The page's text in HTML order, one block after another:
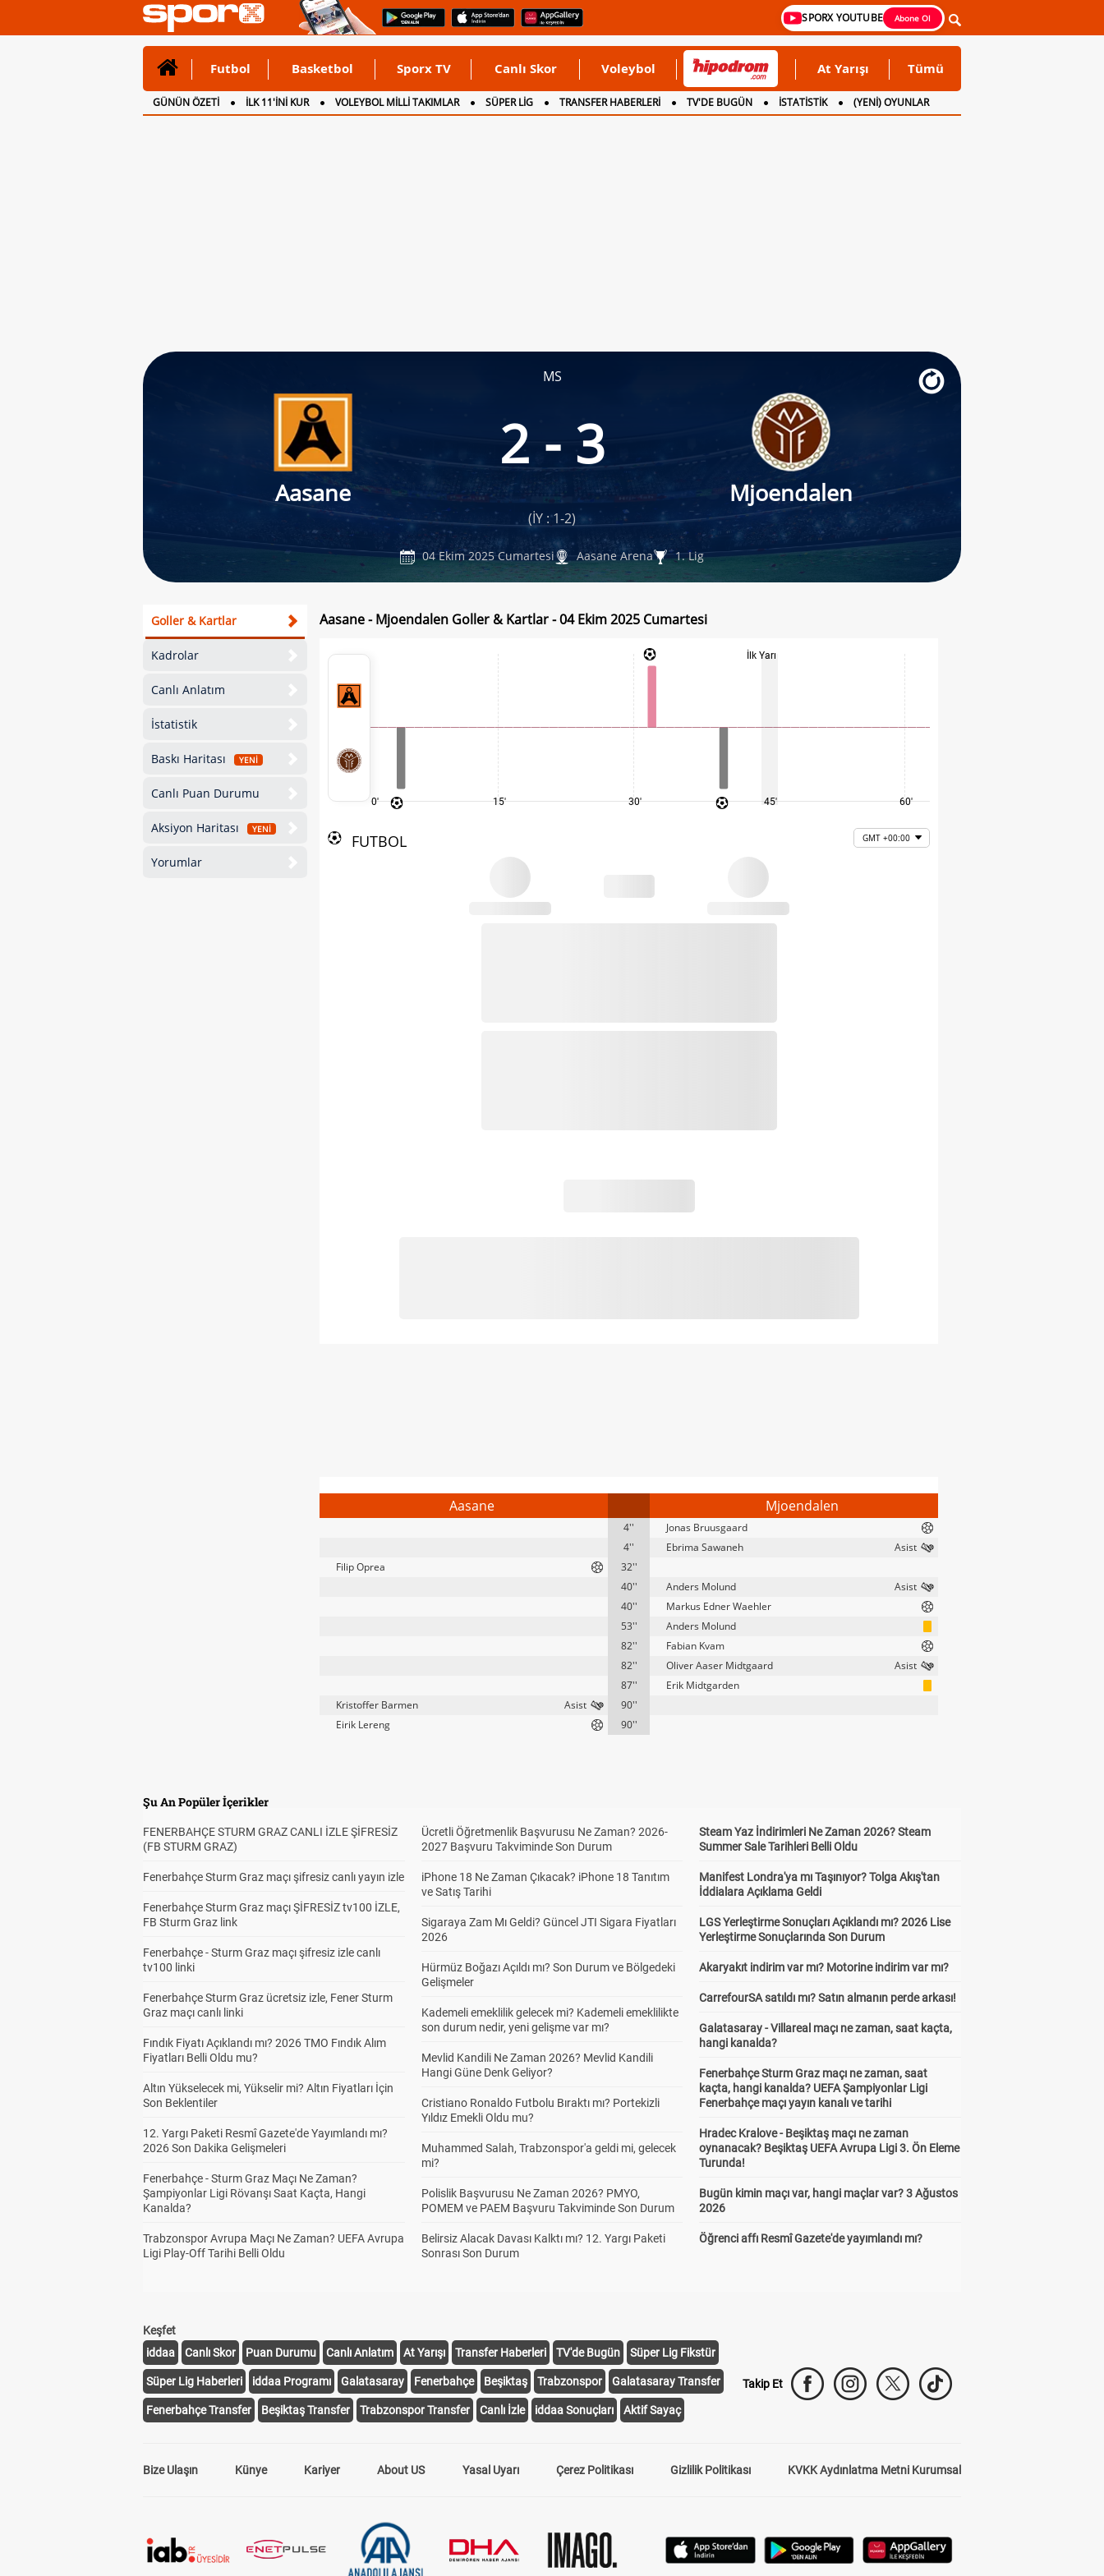
SPORX YOUTUBE Abone Ol
Futbol Basketbol Sporx TV Canlı Skor Voleybol At Yarışı Tümü
GÜNÜN ÖZETİ İLK 11'İNİ KUR VOLEYBOL MİLLİ TAKIMLAR SÜPER LİG TRANSFER HABERLERİ TV'DE BUGÜN İSTATİSTİK
(YENİ) OYUNLAR
CANLI ANLATIM
İNGİLTERE
MS
Aasane
2 - 3
Mjoendalen
(İY : 1-2)
04 Ekim 2025 Cumartesi Aasane Arena 1. Lig
Goller & Kartlar
Kadrolar
Canlı Anlatım
İstatistik
Baskı Haritası YENİ
Canlı Puan Durumu
Aksiyon Haritası YENİ
Yorumlar
Aasane - Mjoendalen Goller & Kartlar - 04 Ekim 2025 Cumartesi
0' 15' 30'
İlk Yarı
45' 60'
FUTBOL GMT +00:00
Aasane Mjoendalen
4''
Jonas Bruusgaard
4''
Ebrima Sawaneh
Filip Oprea
32''
40''
Anders Molund
40''
Markus Edner Waehler
53''
Anders Molund
82''
Fabian Kvam
82''
Oliver Aaser Midtgaard
87''
Erik Midtgarden
Kristoffer Barmen
90''
Eirik Lereng
90''
Şu An Popüler İçerikler
FENERBAHÇE STURM GRAZ CANLI İZLE ŞİFRESİZ
(FB STURM GRAZ)
Fenerbahçe Sturm Graz maçı şifresiz canlı yayın izle
Fenerbahçe Sturm Graz maçı ŞİFRESİZ tv100 İZLE,
FB Sturm Graz link
Fenerbahçe - Sturm Graz maçı şifresiz izle canlı
tv100 linki
Fenerbahçe Sturm Graz ücretsiz izle, Fener Sturm
Graz maçı canlı linki
Fındık Fiyatı Açıklandı mı? 2026 TMO Fındık Alım
Fiyatları Belli Oldu mu?
Altın Yükselecek mi, Yükselir mi? Altın Fiyatları İçin
Son Beklentiler
12. Yargı Paketi Resmî Gazete'de Yayımlandı mı?
2026 Son Dakika Gelişmeleri
Fenerbahçe - Sturm Graz Maçı Ne Zaman?
Şampiyonlar Ligi Rövanşı Saat Kaçta, Hangi
Kanalda?
Trabzonspor Avrupa Maçı Ne Zaman? UEFA Avrupa
Ligi Play-Off Tarihi Belli Oldu
Ücretli Öğretmenlik Başvurusu Ne Zaman? 2026-
2027 Başvuru Takviminde Son Durum
iPhone 18 Ne Zaman Çıkacak? iPhone 18 Tanıtım
ve Satış Tarihi
Sigaraya Zam Mı Geldi? Güncel JTI Sigara Fiyatları
2026
Hürmüz Boğazı Açıldı mı? Son Durum ve Bölgedeki
Gelişmeler
Kademeli emeklilik gelecek mi? Kademeli emeklilikte
son durum nedir, yeni gelişme var mı?
Mevlid Kandili Ne Zaman 2026? Mevlid Kandili
Hangi Güne Denk Geliyor?
Cristiano Ronaldo Futbolu Bıraktı mı? Portekizli
Yıldız Emekli Oldu mu?
Muhammed Salah, Trabzonspor'a geldi mi, gelecek
mi?
Polislik Başvurusu Ne Zaman 2026? PMYO,
POMEM ve PAEM Başvuru Takviminde Son Durum
Belirsiz Alacak Davası Kalktı mı? 12. Yargı Paketi
Sonrası Son Durum
Steam Yaz İndirimleri Ne Zaman 2026? Steam
Summer Sale Tarihleri Belli Oldu
Manifest Londra'ya mı Taşınıyor? Tolga Akış'tan
İddialara Açıklama Geldi
LGS Yerleştirme Sonuçları Açıklandı mı? 2026 Lise
Yerleştirme Sonuçlarında Son Durum
Akaryakıt indirim var mı? Motorine indirim var mı?
CarrefourSA satıldı mı? Satın almanın perde arkası!
Galatasaray - Villareal maçı ne zaman, saat kaçta,
hangi kanalda?
Fenerbahçe Sturm Graz maçı ne zaman, saat
kaçta, hangi kanalda? UEFA Şampiyonlar Ligi
Fenerbahçe maçı yayın kanalı ve tarihi
Hradec Kralove - Beşiktaş maçı ne zaman
oynanacak? Beşiktaş UEFA Avrupa Ligi 3. Ön Eleme
Turunda!
Bugün kimin maçı var, hangi maçlar var? 3 Ağustos
2026
Öğrenci affı Resmî Gazete'de yayımlandı mı?
Keşfet
iddaa
Canlı Skor Puan Durumu Canlı Anlatım At Yarışı Transfer Haberleri TV'de Bugün Süper Lig Fikstür
Süper Lig Haberleri iddaa Programı Galatasaray Fenerbahçe Beşiktaş Trabzonspor Galatasaray Transfer
Fenerbahçe Transfer Beşiktaş Transfer Trabzonspor Transfer Canlı İzle iddaa Sonuçları Aktif Sayaç
Takip Et
Bize Ulaşın Künye Kariyer About US Yasal Uyarı Çerez Politikası Gizlilik Politikası KVKK Aydınlatma Metni Kurumsal